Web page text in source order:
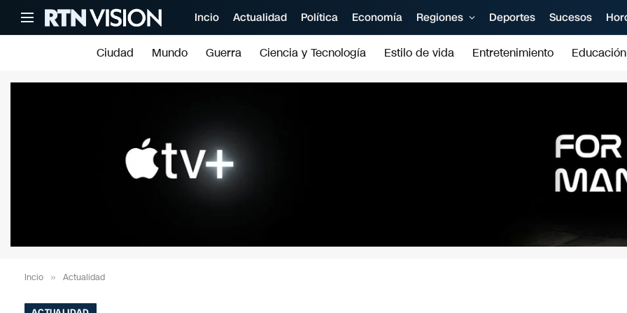
Incio Actualidad Política Economía Regiones Deportes Sucesos
Ciudad Mundo Guerra Ciencia y Tecnología Estilo de vida Entretenimiento Educación
Incio » Actualidad